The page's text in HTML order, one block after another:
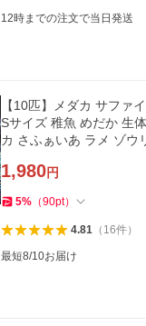
12時までの注文で当日発送
【10匹】メダカ サファ
Sサイズ 稚魚 めだか 生
カ さふぁいあ ラメ ゾウ
1,980円
5% （90pt）
4.81（ 16件）
最短8/10お届け